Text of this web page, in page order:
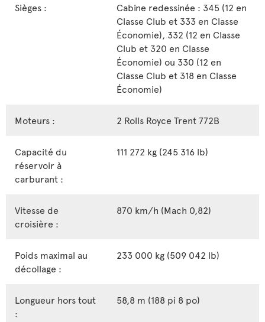
Sièges :
Cabine redessinée : 345 (12 en
Classe Club et 333 en Classe
Économie), 332 (12 en Classe
Club et 320 en Classe
Économie) ou 330 (12 en
Classe Club et 318 en Classe
Économie)
Moteurs : 2 Rolls Royce Trent 772B
Capacité du
réservoir à
carburant :
111 272 kg (245 316 lb)
Vitesse de
croisière :
870 km/h (Mach 0,82)
Poids maximal au
décollage :
233 000 kg (509 042 lb)
Longueur hors tout
:
58,8 m (188 pi 8 po)